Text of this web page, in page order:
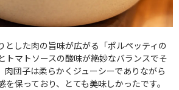
とした肉の旨味が広がる「ポルペッティの
トマトソースの酸味が絶妙なバランスでそ
肉団子は柔らかくジューシーでありながら
保っており、とても美味しかったです。